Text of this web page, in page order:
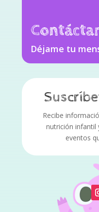
Déjame tu
Recibe
nutrición infantil
eventos